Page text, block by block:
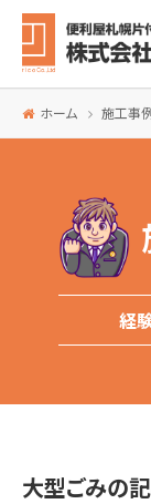
ホーム 施工事
経
大型ごみの